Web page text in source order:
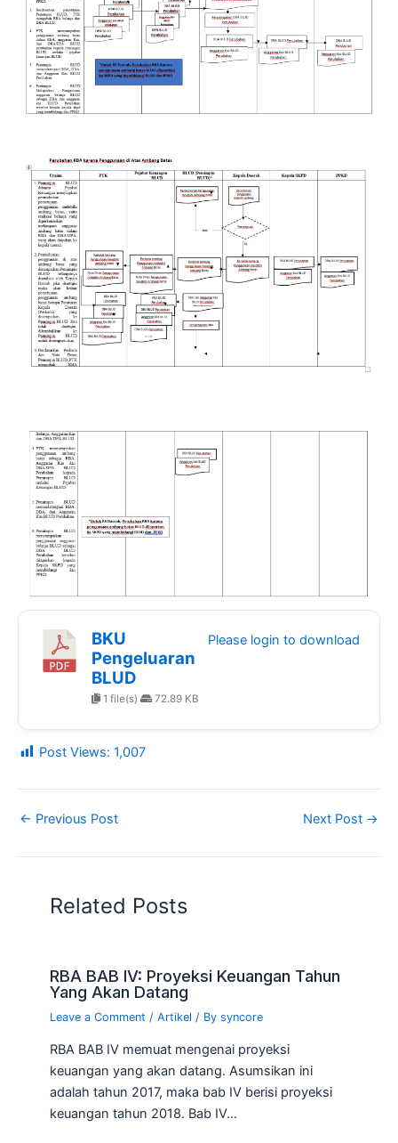
BKU
Pengeluaran
BLUD
1 file(s) 72.89 KB
Please login to download
Post Views: 1,007
← Previous Post Next Post →
Related Posts
RBA BAB IV: Proyeksi Keuangan Tahun
Yang Akan Datang
Leave a Comment /Artikel / Bysyncore
RBA BAB IV memuat mengenai proyeksi
keuangan yang akan datang. Asumsikan ini
adalah tahun 2017, maka bab IV berisi proyeksi
keuangan tahun 2018. Bab IV…